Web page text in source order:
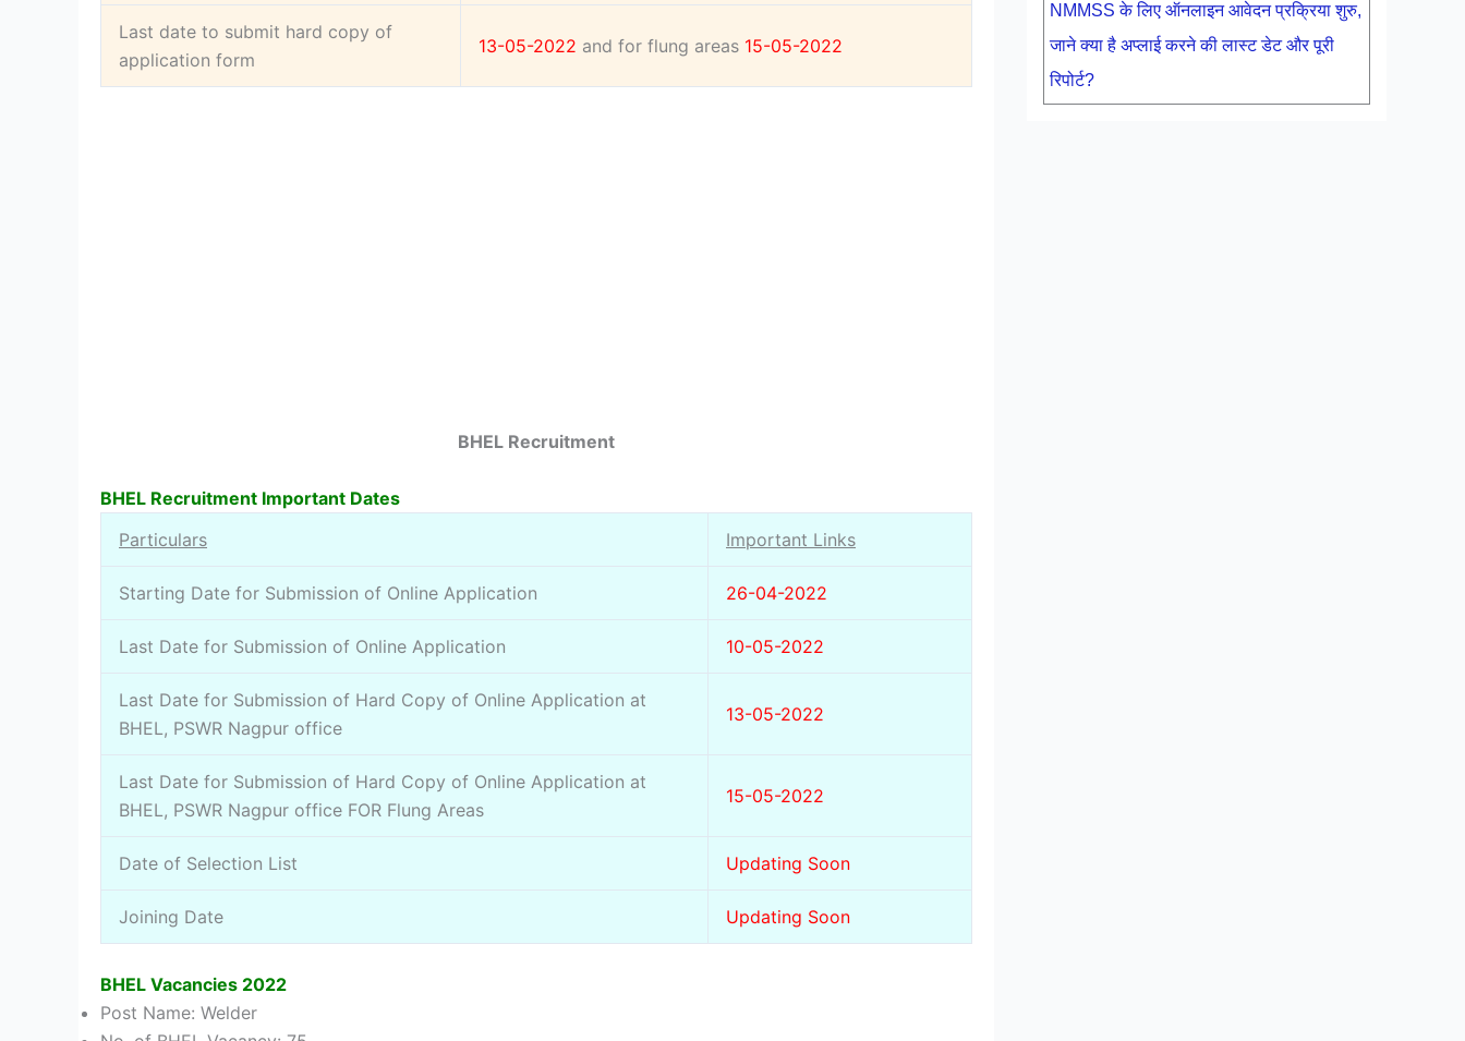
Last date to submit hard copy of
application form
13-05-2022 and for flung areas 15-05-2022
BHEL Recruitment
BHEL Recruitment Important Dates
Particulars
Important Links
Starting Date for Submission of Online Application 26-04-2022
Last Date for Submission of Online Application 10-05-2022
Last Date for Submission of Hard Copy of Online Application at
BHEL, PSWR Nagpur office
13-05-2022
Last Date for Submission of Hard Copy of Online Application at
BHEL, PSWR Nagpur office FOR Flung Areas
15-05-2022
Date of Selection List Updating Soon
Joining Date Updating Soon
BHEL Vacancies 2022
Post Name: Welder
NMMSS के लिए ऑनलाइन आवेदन प्रक्रिया शुरु,
जाने क्या है अप्लाई करने की लास्ट डेट और पूरी
रिपोर्ट?